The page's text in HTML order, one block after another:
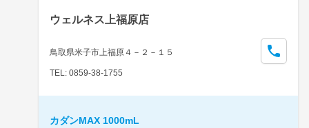
ウェルネス上福原店
鳥取県米子市上福原４－２－１５
TEL: 0859-38-1755
カダンMAX 1000mL